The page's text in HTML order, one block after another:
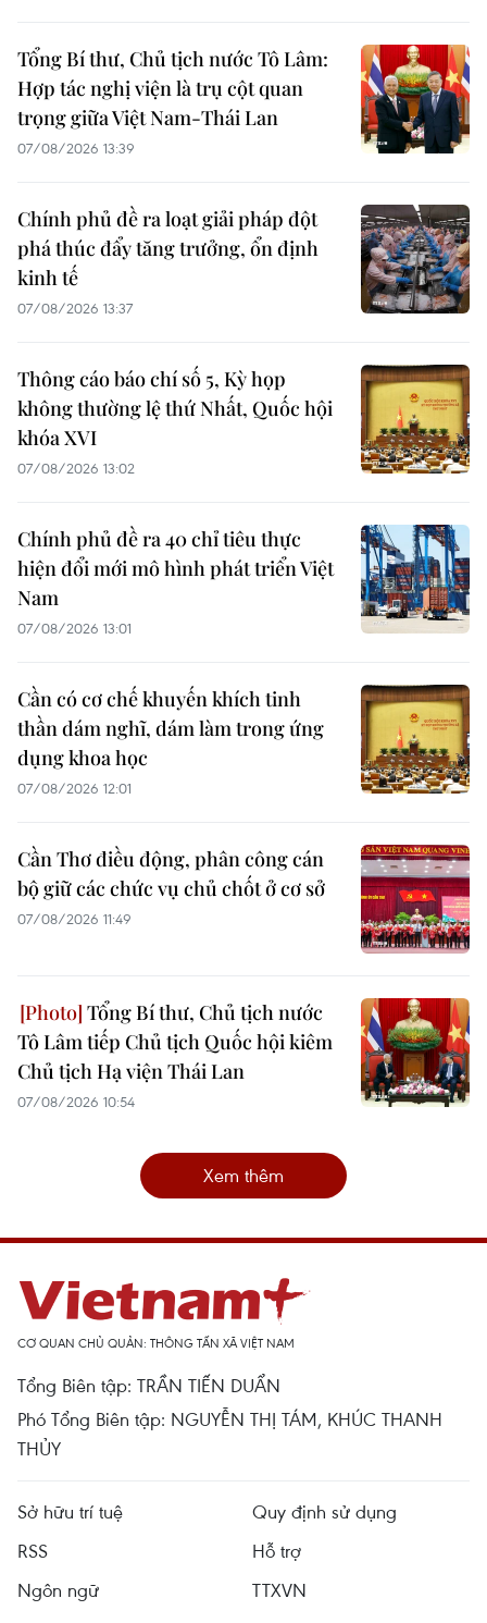
Tổng Bí thư, Chủ tịch nước Tô Lâm:
Hợp tác nghị viện là trụ cột quan
trọng giữa Việt Nam-Thái Lan
07/08/2026 13:39
Chính phủ đề ra loạt giải pháp đột
phá thúc đẩy tăng trưởng, ổn định
kinh tế
07/08/2026 13:37
Thông cáo báo chí số 5, Kỳ họp
không thường lệ thứ Nhất, Quốc hội
khóa XVI
07/08/2026 13:02
Chính phủ đề ra 40 chỉ tiêu thực
hiện đổi mới mô hình phát triển Việt
Nam
07/08/2026 13:01
Cần có cơ chế khuyến khích tinh
thần dám nghĩ, dám làm trong ứng
dụng khoa học
07/08/2026 12:01
Cần Thơ điều động, phân công cán
bộ giữ các chức vụ chủ chốt ở cơ sở
07/08/2026 11:49
Tổng Bí thư, Chủ tịch nước
Tô Lâm tiếp Chủ tịch Quốc hội kiêm
Chủ tịch Hạ viện Thái Lan
07/08/2026 10:54
Xem thêm
CƠ QUAN CHỦ QUẢN: THÔNG TẤN XÃ VIỆT NAM
Tổng Biên tập: TRẦN TIẾN DUẨN
Phó Tổng Biên tập: NGUYỄN THỊ TÁM, KHÚC THANH
THỦY
Sở hữu trí tuệ
Quy định sử dụng
RSS
Hỗ trợ
Ngôn ngữ
TTXVN